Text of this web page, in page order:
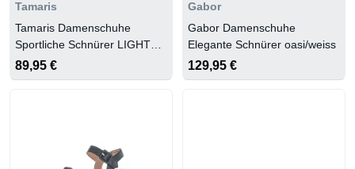
Tamaris
Tamaris Damenschuhe
Sportliche Schnürer LIGHT
ROSE
89,95 €
Gabor
Gabor Damenschuhe
Elegante Schnürer oasi/weiss
129,95 €